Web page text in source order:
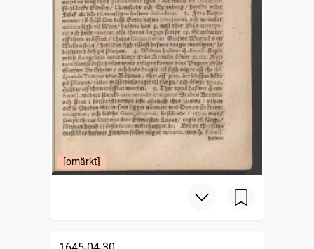
[omärkt]